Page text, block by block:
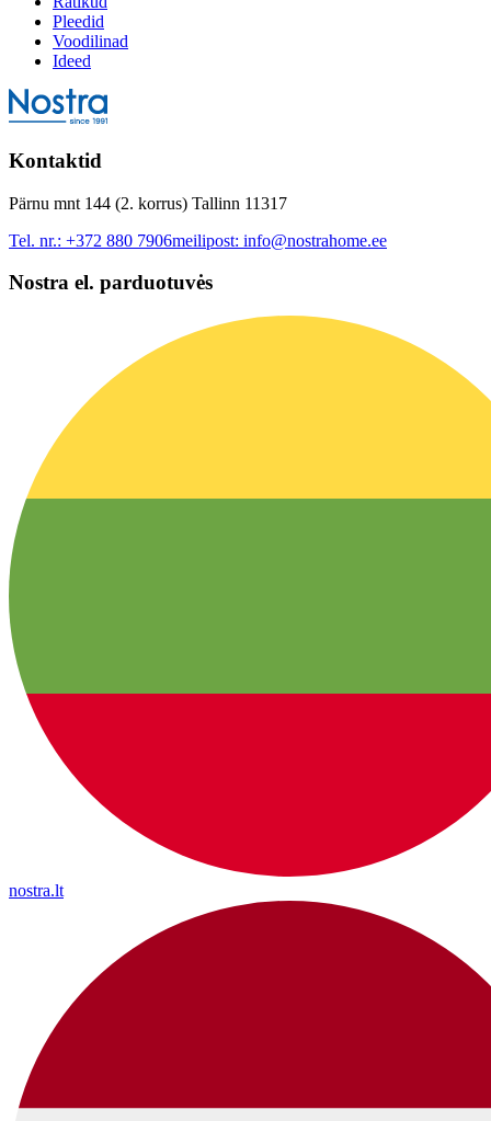
Pleedid
Voodilinad
Ideed
Kontaktid
Pärnu mnt 144 (2. korrus) Tallinn 11317
Tel. nr.: +372 880 7906meilipost: info@nostrahome.ee
Nostra el. parduotuvės
nostra.lt